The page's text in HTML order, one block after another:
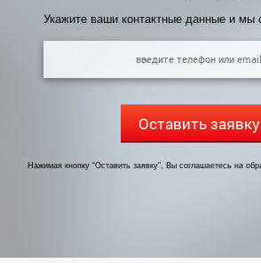
Укажите ваши контактные данные и мы
Оставить заявку
Нажимая кнопку “Оставить заявку”, Вы соглашаетесь на